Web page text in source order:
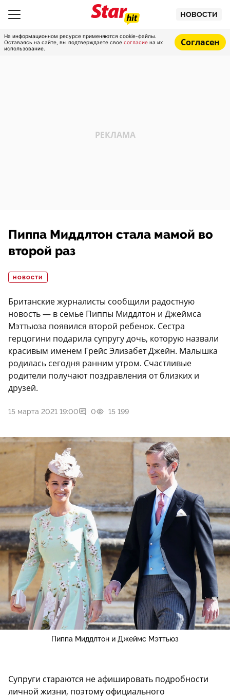
НОВОСТИ
На информационном ресурсе применяются cookie-файлы.
Оставаясь на сайте, вы подтверждаете свое согласие на их
использование.
Согласен
Пиппа Миддлтон стала мамой во
второй раз
НОВОСТИ
Британские журналисты сообщили радостную
новость — в семье Пиппы Миддлтон и Джеймса
Мэттьюза появился второй ребенок. Сестра
герцогини подарила супругу дочь, которую назвали
красивым именем Грейс Элизабет Джейн. Малышка
родилась сегодня ранним утром. Счастливые
родители получают поздравления от близких и
друзей.
15 марта 2021 19:00 0 15 199
Пиппа Миддлтон и Джеймс Мэттьюз
Супруги стараются не афишировать подробности
личной жизни, поэтому официального